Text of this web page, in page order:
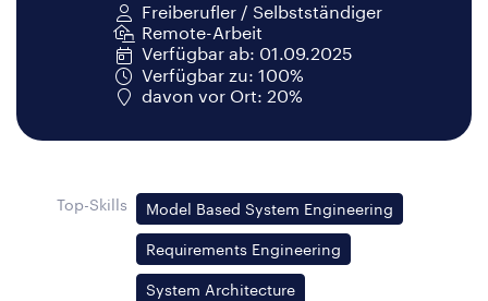
Freiberufler / Selbstständiger
Remote-Arbeit
Verfügbar ab: 01.09.2025
Verfügbar zu: 100%
davon vor Ort: 20%
Top-Skills Model Based System Engineering
Requirements Engineering
System Architecture